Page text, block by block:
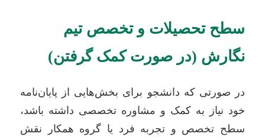
سطح تحصیلات و تخصص تیم
نگارش (در صورت کمک گرفتن)
در صورتی که دانشجو برای بخش‌هایی از پایان‌نامه
خود نیاز به کمک و مشاوره تخصصی داشته باشد،
سطح تخصص و تجربه فرد یا گروه همکار نقش